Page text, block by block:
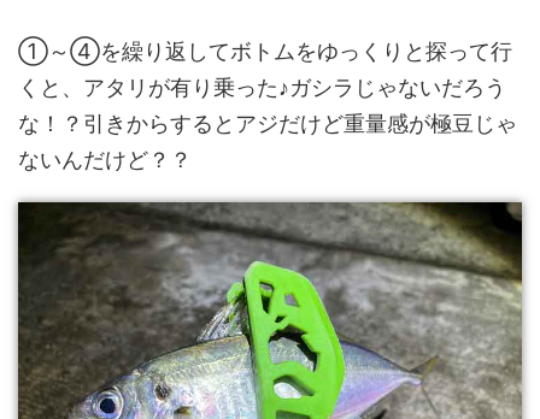
①～④を繰り返してボトムをゆっくりと探って行
くと、アタリが有り乗った♪ガシラじゃないだろう
な！？引きからするとアジだけど重量感が極豆じゃ
ないんだけど？？